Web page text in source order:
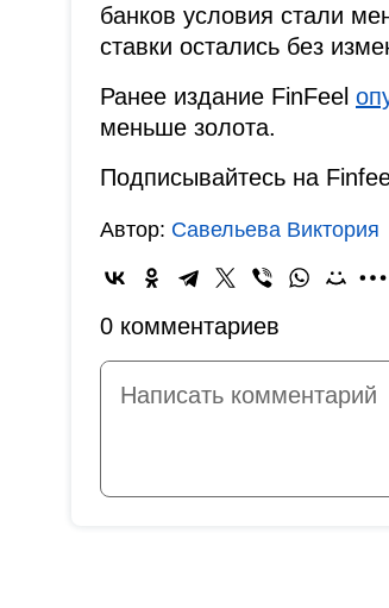
банков условия стали
ставки остались без
Ранее издание FinFeel
меньше золота.
Подписывайтесь на
Автор: Савельева Виктория
0 комментариев